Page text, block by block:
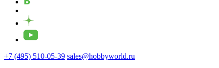
+7 (495) 510-05-39 sales@hobbyworld.ru